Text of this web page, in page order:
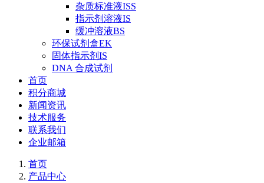
杂质标准液ISS
指示剂溶液IS
缓冲溶液BS
环保试剂盒EK
固体指示剂IS
DNA 合成试剂
首页
积分商城
新闻资讯
技术服务
联系我们
企业邮箱
首页
产品中心